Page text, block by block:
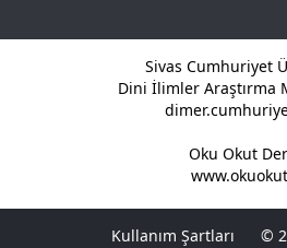
Sivas Cumhuriyet
Dini İlimler Araştırma
Oku Okut
Kullanım Şartları ©